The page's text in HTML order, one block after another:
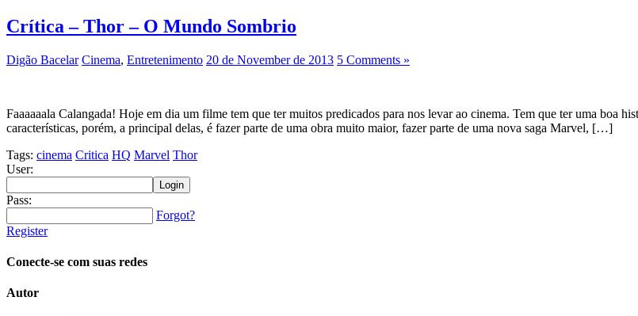
Crítica – Thor – O Mundo Sombrio
Digão Bacelar Cinema, Entretenimento 20 de November de 2013 5 Comments »
Faaaaaala Calangada! Hoje em dia um filme tem que ter muitos predicados para nos levar ao cinema. Tem que ter uma boa
características, porém, a principal delas, é fazer parte de uma obra muito maior, fazer parte de uma nova saga Marvel, […]
Tags: cinema Critica HQ Marvel Thor
User:
Pass:
Forgot?
Register
Conecte-se com suas redes
Autor